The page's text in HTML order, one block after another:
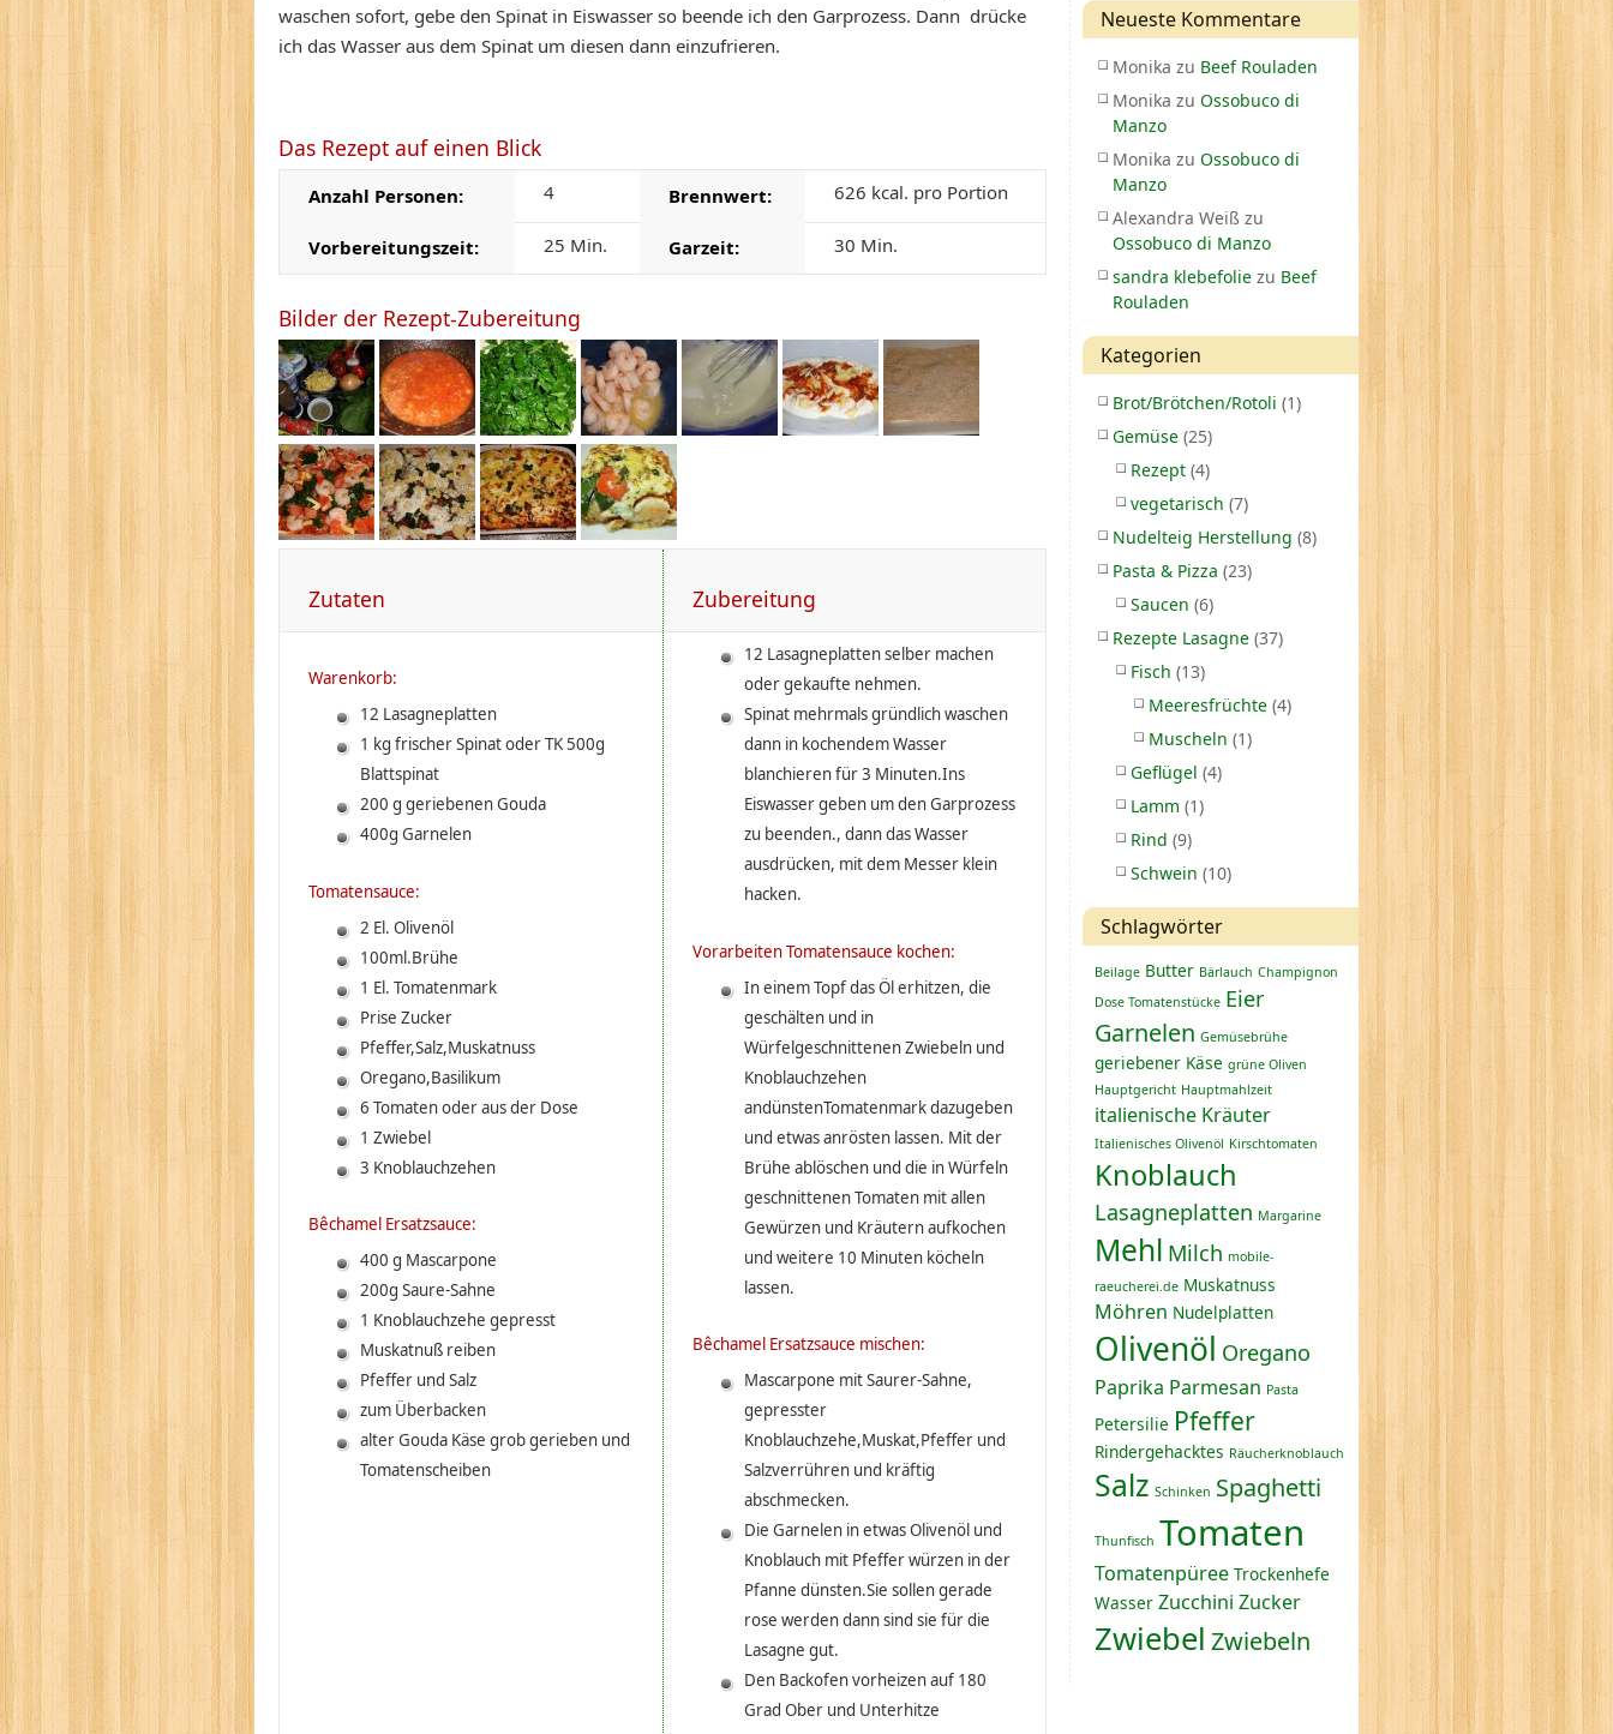
waschen sofort, gebe den Spinat in Eiswasser so beende ich den Garprozess. Dann drücke
ich das Wasser aus dem Spinat um diesen dann einzufrieren.
Das Rezept auf einen Blick
Anzahl Personen: 4 Brennwert: 626 kcal. pro Portion
Vorbereitungszeit: 25 Min. Garzeit: 30 Min.
Bilder der Rezept-Zubereitung
Zutaten Zubereitung
Warenkorb:
12 Lasagneplatten
1 kg frischer Spinat oder TK 500g
Blattspinat
200 g geriebenen Gouda
400g Garnelen
Tomatensauce:
2 El. Olivenöl
100ml.Brühe
1 El. Tomatenmark
Prise Zucker
Pfeffer,Salz,Muskatnuss
Oregano,Basilikum
6 Tomaten oder aus der Dose
1 Zwiebel
3 Knoblauchzehen
Bêchamel Ersatzsauce:
400 g Mascarpone
200g Saure-Sahne
1 Knoblauchzehe gepresst
Muskatnuß reiben
Pfeffer und Salz
zum Überbacken
alter Gouda Käse grob gerieben und
Tomatenscheiben
12 Lasagneplatten selber machen
oder gekaufte nehmen.
Spinat mehrmals gründlich waschen
dann in kochendem Wasser
blanchieren für 3 Minuten.Ins
Eiswasser geben um den Garprozess
zu beenden., dann das Wasser
ausdrücken, mit dem Messer klein
hacken.
Vorarbeiten Tomatensauce kochen:
In einem Topf das Öl erhitzen, die
geschälten und in
Würfelgeschnittenen Zwiebeln und
Knoblauchzehen
andünstenTomatenmark dazugeben
und etwas anrösten lassen. Mit der
Brühe ablöschen und die in Würfeln
geschnittenen Tomaten mit allen
Gewürzen und Kräutern aufkochen
und weitere 10 Minuten köcheln
lassen.
Bêchamel Ersatzsauce mischen:
Mascarpone mit Saurer-Sahne,
gepresster
Knoblauchzehe,Muskat,Pfeffer und
Salzverrühren und kräftig
abschmecken.
Die Garnelen in etwas Olivenöl und
Knoblauch mit Pfeffer würzen in der
Pfanne dünsten.Sie sollen gerade
rose werden dann sind sie für die
Lasagne gut.
Den Backofen vorheizen auf 180
Grad Ober und Unterhitze
Neueste Kommentare
Monika zu Beef Rouladen
Monika zu Ossobuco di
Manzo
Monika zu Ossobuco di
Manzo
Alexandra Weiß zu
Ossobuco di Manzo
sandra klebefolie zu Beef
Rouladen
Kategorien
Brot/Brötchen/Rotoli (1)
Gemüse (25)
Rezept (4)
vegetarisch (7)
Nudelteig Herstellung (8)
Pasta & Pizza (23)
Saucen (6)
Rezepte Lasagne (37)
Fisch (13)
Meeresfrüchte (4)
Muscheln (1)
Geflügel (4)
Lamm (1)
Rind (9)
Schwein (10)
Schlagwörter
Beilage Butter Bärlauch Champignon
Dose Tomatenstücke Eier
Garnelen Gemüsebrühe
geriebener Käse grüne Oliven
Hauptgericht Hauptmahlzeit
italienische Kräuter
Italienisches Olivenöl Kirschtomaten
Knoblauch
Lasagneplatten Margarine
Mehl Milch mobile-
raeucherei.de Muskatnuss
Möhren Nudelplatten
Olivenöl Oregano
Paprika Parmesan Pasta
Petersilie Pfeffer
Rindergehacktes Räucherknoblauch
Salz Schinken Spaghetti
Thunfisch Tomaten
Tomatenpüree Trockenhefe
Wasser Zucchini Zucker
Zwiebel Zwiebeln